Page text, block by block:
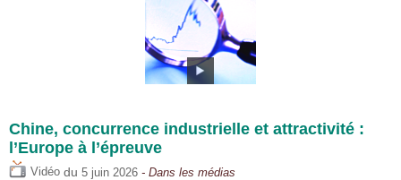
Chine, concurrence industrielle et attractivité :
l’Europe à l’épreuve
Vidéo du 5 juin 2026 - Dans les médias